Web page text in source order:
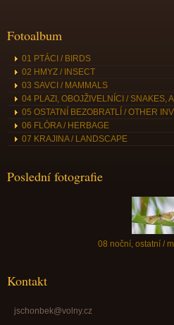
Fotoalbum
01 PTÁCI / BIRDS
02 HMYZ / INSECT
03 SAVCI / MAMMALS
04 PLAZI, OBOJŽIVELNÍCI / SNAKES,
05 OSTATNÍ BEZOBRATLÍ / OTHER
06 FLÓRA / HERBAGE
07 KRAJINA / LANDSCAPE
Poslední fotografie
08 noční, ostatní /
Kontakt
jschonbek@volny.cz